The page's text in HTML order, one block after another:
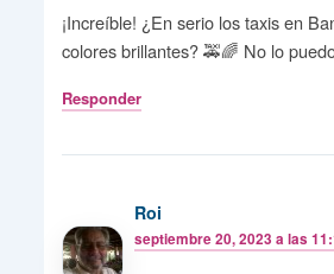
¡Increíble! ¿En serio los taxis en
colores brillantes? 🚕🌈 No lo
Responder
Roi
septiembre 20, 2023 a las